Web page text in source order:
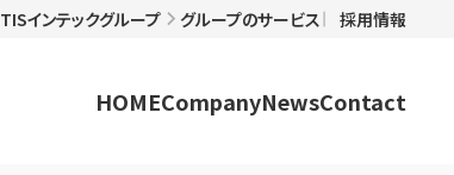
TISインテックグループ グループのサービス 採用情報
HOMECompanyNewsContact